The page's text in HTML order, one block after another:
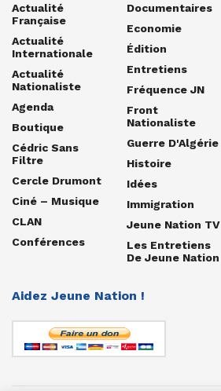
Actualité
Française
Actualité
Internationale
Actualité
Nationaliste
Agenda
Boutique
Cédric Sans
Filtre
Cercle Drumont
Ciné – Musique
CLAN
Conférences
Documentaires
Economie
Édition
Entretiens
Fréquence JN
Front
Nationaliste
Guerre D'Algérie
Histoire
Idées
Immigration
Jeune Nation TV
Les Entretiens
De Jeune Nation
Aidez Jeune Nation !